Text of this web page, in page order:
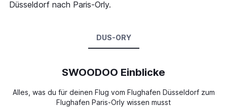
Düsseldorf nach Paris-Orly.
DUS-ORY
SWOODOO Einblicke
Alles, was du für deinen Flug vom Flughafen Düsseldorf zum
Flughafen Paris-Orly wissen musst